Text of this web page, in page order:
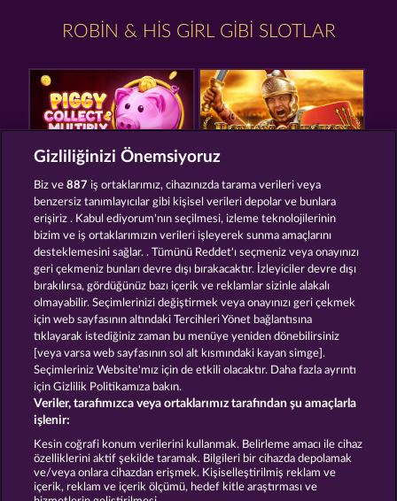
ROBIN & HIS GIRL GIBI SLOTLAR
THE GRIFFIN SUPER PIGGY COINS
Hüküm ve Koşullar Gizlilik Beyanı Künye
Şirket SSS Ortaklık programı Facebook
İptal talebini gönder
Gizliliğinizi Önemsiyoruz
Biz ve887 iş ortaklarımız, cihazınızda tarama verileri veya
benzersiz tanımlayıcılar gibi kişisel verileri depolar ve bunlara
erişiriz . Kabul ediyorum'nın seçilmesi, izleme teknolojilerinin
bizim ve iş ortaklarımızın verileri işleyerek sunma amaçlarını
desteklemesini sağlar. . Tümünü Reddet'ı seçmeniz veya onayınızı
geri çekmeniz bunları devre dışı bırakacaktır. İzleyiciler devre dışı
bırakılırsa, gördüğünüz bazı içerik ve reklamlar sizinle alakalı
olmayabilir. Seçimlerinizi değiştirmek veya onayınızı geri çekmek
için web sayfasının altındaki Tercihleri Yönet bağlantısına
tıklayarak istediğiniz zaman bu menüye yeniden dönebilirsiniz
[veya varsa web sayfasının sol alt kısmındaki kayan simge].
Seçimleriniz Website'mız için de etkili olacaktır. Daha fazla ayrıntı
için Gizlilik Politikamıza bakın.
Veriler, tarafımızca veya ortaklarımız tarafından şu amaçlarla
işlenir:
Kesin coğrafi konum verilerini kullanmak. Belirleme amacı ile cihaz
özelliklerini aktif şekilde taramak. Bilgileri bir cihazda depolamak
ve/veya onlara cihazdan erişmek. Kişiselleştirilmiş reklam ve
içerik, reklam ve içerik ölçümü, hedef kitle araştırması ve